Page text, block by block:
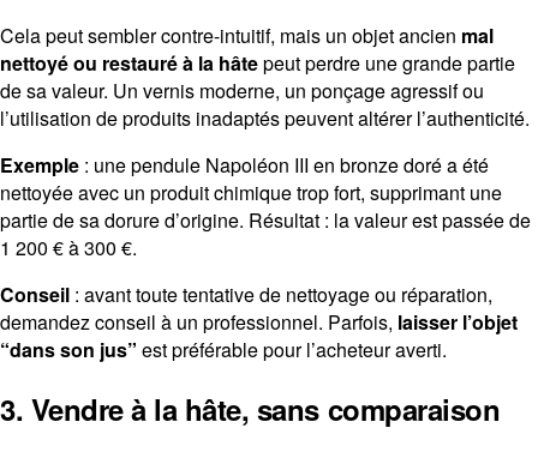
Cela peut sembler contre-intuitif, mais un objet ancien mal
nettoyé ou restauré à la hâtepeut perdre une grande partie
de sa valeur. Un vernis moderne, un ponçage agressif ou
l’utilisation de produits inadaptés peuvent altérer l’authenticité.
Exemple : une pendule Napoléon III en bronze doré a été
nettoyée avec un produit chimique trop fort, supprimant une
partie de sa dorure d’origine. Résultat : la valeur est passée de
1 200 € à 300 €.
Conseil : avant toute tentative de nettoyage ou réparation,
demandez conseil à un professionnel. Parfois, laisser l’objet
“dans son jus” est préférable pour l’acheteur averti.
3. Vendre à la hâte, sans comparaison